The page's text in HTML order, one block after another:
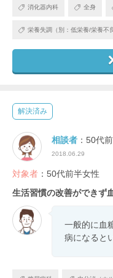
消化器内科 全身
栄養失調（別：低栄養/栄養不
解決済み
相談者 ：50代
2018.06.29
対象者 ：50代前半女性
生活習慣の改善ができず
一般的に血
病になると